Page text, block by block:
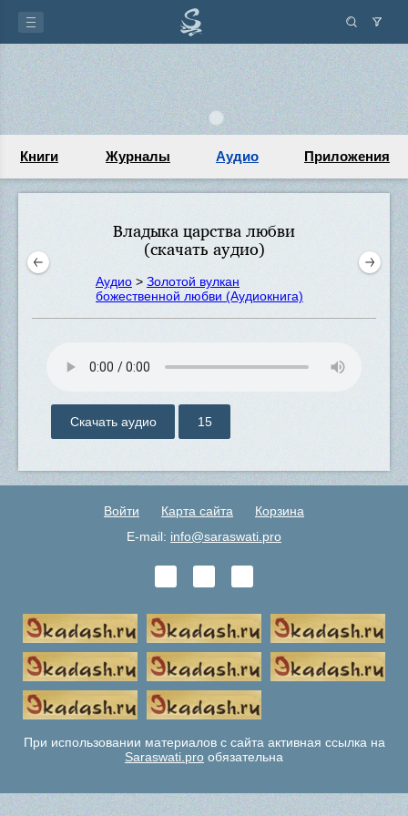
Книги Журналы Аудио Приложения
Владыка царства любви
(скачать аудио)
Аудио > Золотой вулкан
божественной любви (Аудиокнига)
Скачать аудио 15
Войти Карта сайта
Корзина
E-mail: info@saraswati.pro
При использовании материалов с сайта активная ссылка на
Saraswati.pro обязательна